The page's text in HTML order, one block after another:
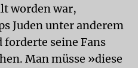
worden war,
Juden unter anderem
seine Fans
Man müsse »diese